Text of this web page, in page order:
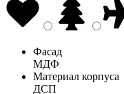
Фасад
МДФ
Материал корпуса
ДСП